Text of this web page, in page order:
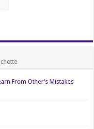
From Other’s Mistakes